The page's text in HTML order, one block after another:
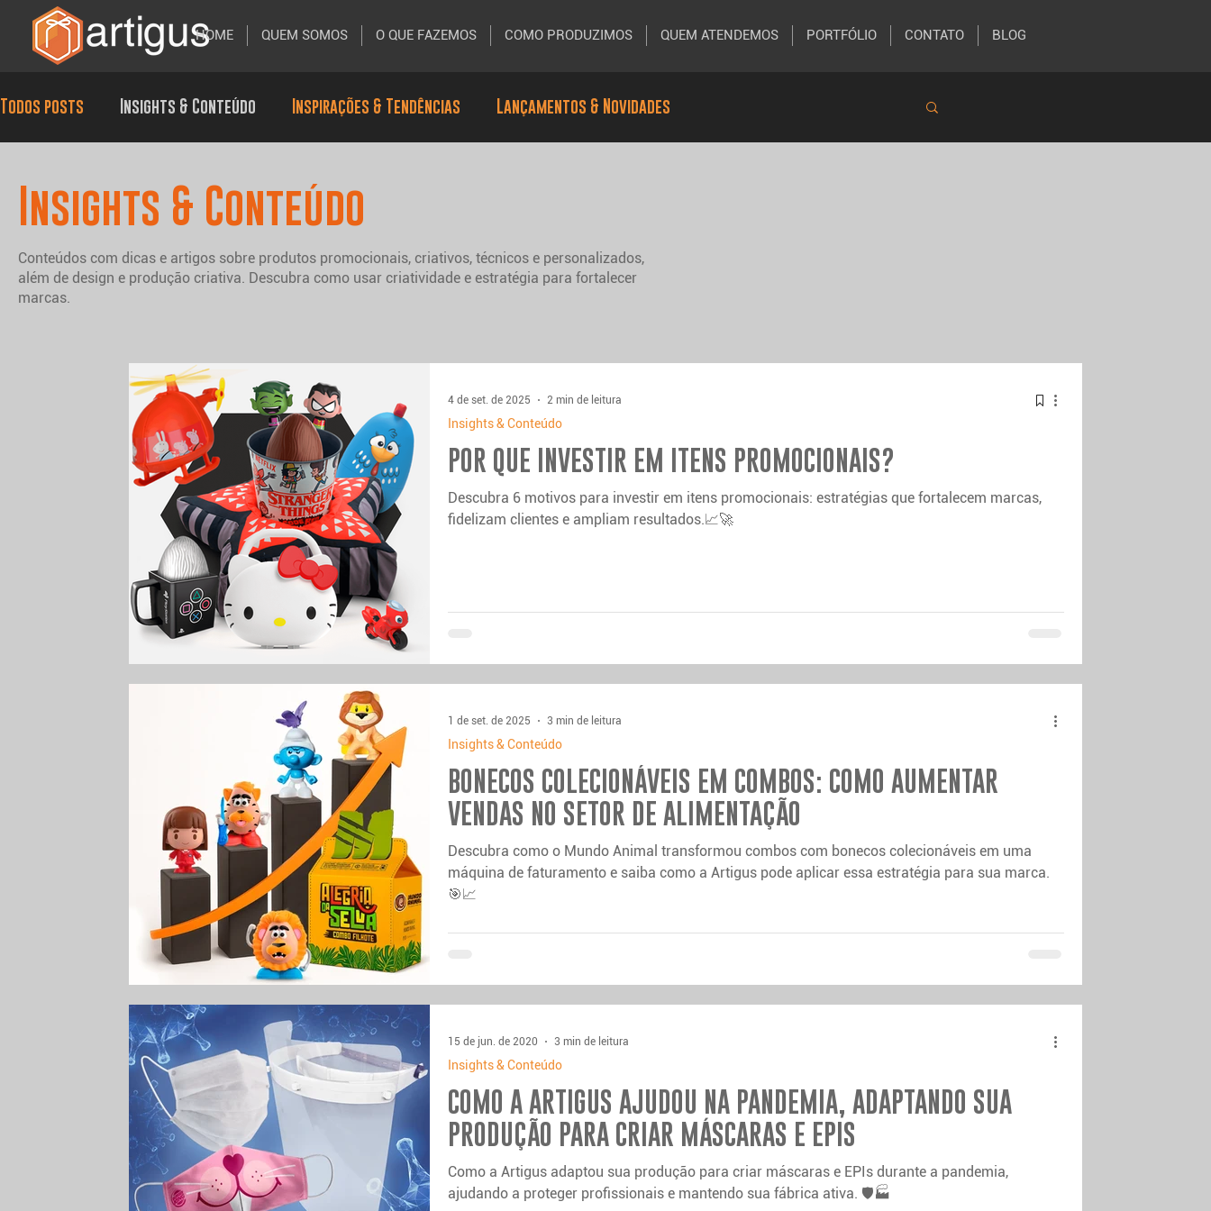
HOME QUEM SOMOS O QUE FAZEMOS COMO PRODUZIMOS QUEM ATENDEMOS PORTFÓLIO CONTATO BLOG
Todos posts Insights & Conteúdo Inspirações & Tendências Lançamentos & Novidades
Insights & Conteúdo
Conteúdos com dicas e artigos sobre produtos promocionais, criativos, técnicos e personalizados,
além de design e produção criativa. Descubra como usar criatividade e estratégia para fortalecer
marcas.
POR QUE INVESTIR EM ITENS PROMOCIONAIS?
Descubra 6 motivos para investir em itens promocionais: estratégias que fortalecem marcas,
fidelizam clientes e ampliam resultados.📈🚀
Insights & Conteúdo
4 de set. de 2025 2 min de leitura
BONECOS COLECIONÁVEIS EM COMBOS: COMO AUMENTAR
VENDAS NO SETOR DE ALIMENTAÇÃO
Descubra como o Mundo Animal transformou combos com bonecos colecionáveis em uma
máquina de faturamento e saiba como a Artigus pode aplicar essa estratégia para sua marca.
🎯📈
Insights & Conteúdo
1 de set. de 2025 3 min de leitura
COMO A ARTIGUS AJUDOU NA PANDEMIA, ADAPTANDO SUA
PRODUÇÃO PARA CRIAR MÁSCARAS E EPIS
Como a Artigus adaptou sua produção para criar máscaras e EPIs durante a pandemia,
ajudando a proteger profissionais e mantendo sua fábrica ativa. 🛡️🏭
Insights & Conteúdo
15 de jun. de 2020 3 min de leitura